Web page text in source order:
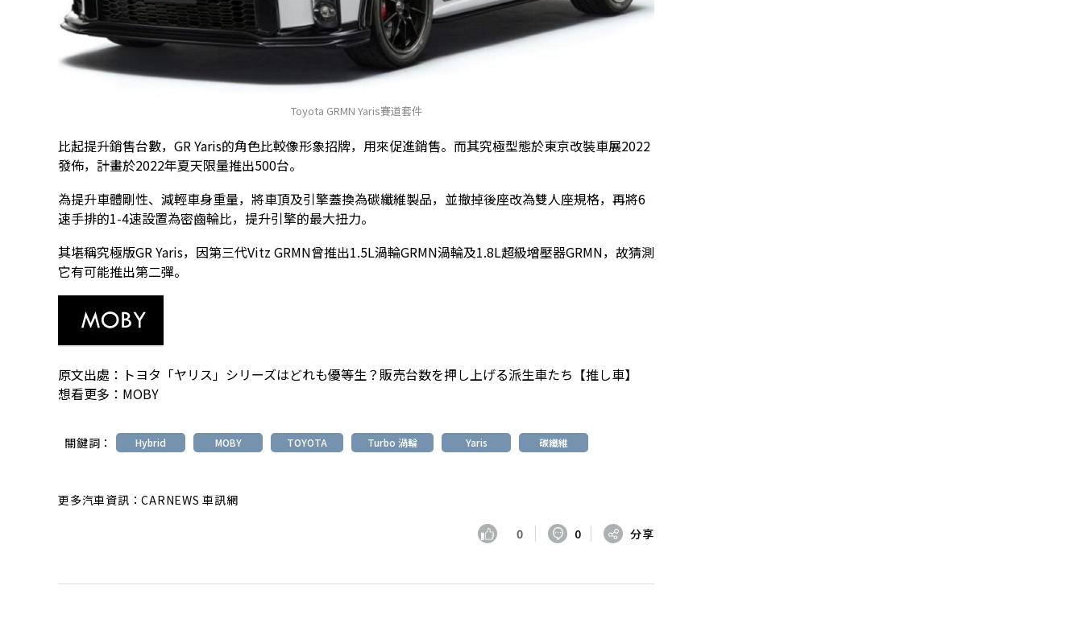
Toyota GRMN Yaris賽道套件
比起提升銷售台數，GR Yaris的角色比較像形象招牌，用來促進銷售。而其究極型態於東京改裝車展2022
發佈，計畫於2022年夏天限量推出500台。
為提升車體剛性、減輕車身重量，將車頂及引擎蓋換為碳纖維製品，並撤掉後座改為雙人座規格，再將6
速手排的1-4速設置為密齒輪比，提升引擎的最大扭力。
其堪稱究極版GR Yaris，因第三代Vitz GRMN曾推出1.5L渦輪GRMN渦輪及1.8L超級增壓器GRMN，故猜測
它有可能推出第二彈。
原文出處： トヨタ「ヤリス」シリーズはどれも優等生？販売台数を押し上げる派生車たち【推し車】
想看更多： MOBY
關鍵詞： Hybrid MOBY TOYOTA Turbo 渦輪 Yaris 碳纖維
更多汽車資訊：CARNEWS 車訊網
0 0 分享